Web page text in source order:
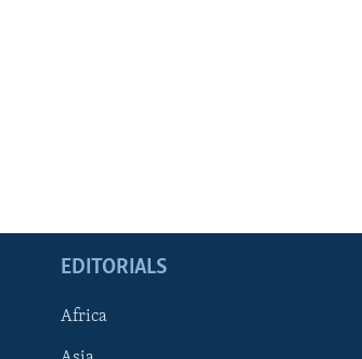
EDITORIALS
Africa